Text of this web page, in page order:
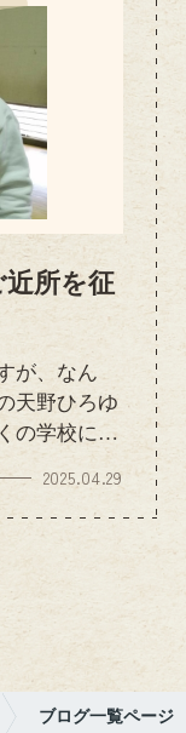
所を征
が、なん
天野ひろゆ
の学校に来
れたわけで
天野さんが
タッフみん
、知って
！地元に有
うれしいで
な思い出を
2025.04.29
ブログ一覧ページ